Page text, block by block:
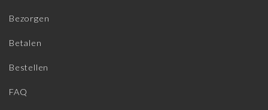
Bezorgen
Betalen
Bestellen
FAQ